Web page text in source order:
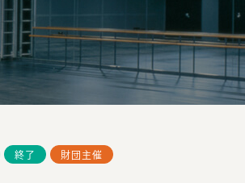
終了 財団主催